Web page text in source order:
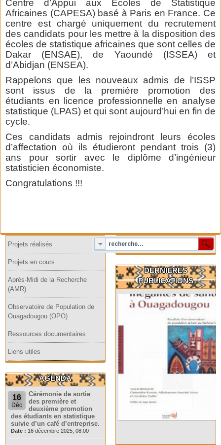
Centre d’Appui aux Ecoles de Statistique
Africaines (CAPESA) basé à Paris en France. Ce
centre est chargé uniquement du recrutement
des candidats pour les mettre à la disposition des
écoles de statistique africaines que sont celles de
Dakar (ENSAE), de Yaoundé (ISSEA) et
d’Abidjan (ENSEA).
Rappelons que les nouveaux admis de l’ISSP
sont issus de la première promotion des
étudiants en licence professionnelle en analyse
statistique (LPAS) et qui sont aujourd’hui en fin de
cycle.
Ces candidats admis rejoindront leurs écoles
d’affectation où ils étudieront pendant trois (3)
ans pour sortir avec le diplôme d’ingénieur
statisticien économiste.
Congratulations !!!
Projets réalisés
Projets en cours
Après-Midi de la Recherche
(AMR)
Observatoire de Population de
Ouagadougou (OPO)
Ressources documentaires
Liens utiles
AGENDA
16
Déc
Cérémonie de sortie
des première et
deuxième promotion
des étudiants en statistique
suivie d’un café d’entreprise.
Date : 16 décembre 2025, 08:00
DERNIERES
PUBLICATIONS